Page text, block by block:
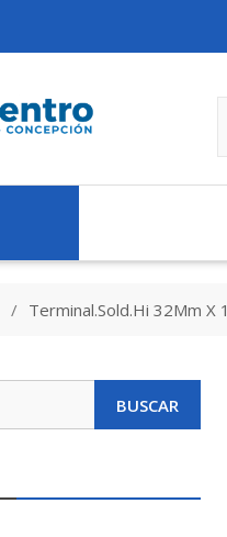
Terminal.Sold.Hi 32Mm X 1
BUSCAR